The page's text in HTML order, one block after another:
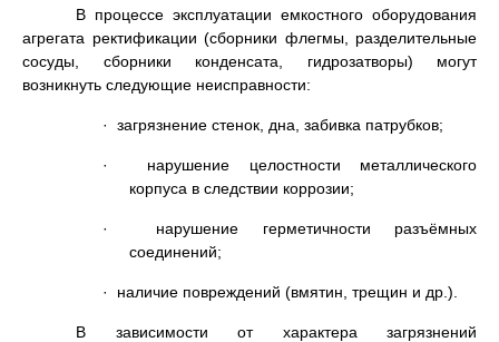
В процессе эксплуатации емкостного оборудования
агрегата ректификации (сборники флегмы, разделительные
сосуды, сборники конденсата, гидрозатворы) могут
возникнуть следующие неисправности:
· загрязнение стенок, дна, забивка патрубков;
· нарушение целостности металлического
корпуса в следствии коррозии;
· нарушение герметичности разъёмных
соединений;
· наличие повреждений (вмятин, трещин и др.).
В зависимости от характера загрязнений